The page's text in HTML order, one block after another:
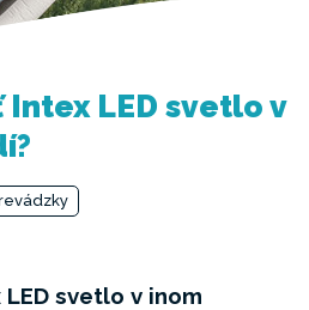
LED svetlo v
svetlo v inom